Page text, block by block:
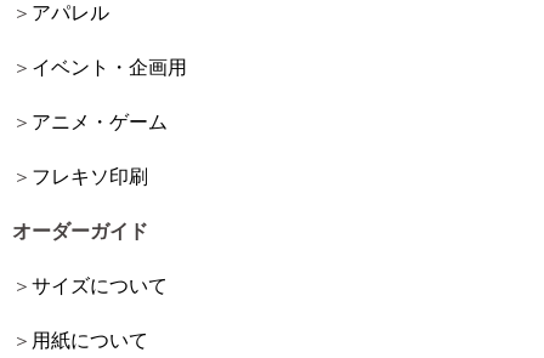
アパレル
イベント・企画用
アニメ・ゲーム
フレキソ印刷
オーダーガイド
サイズについて
用紙について